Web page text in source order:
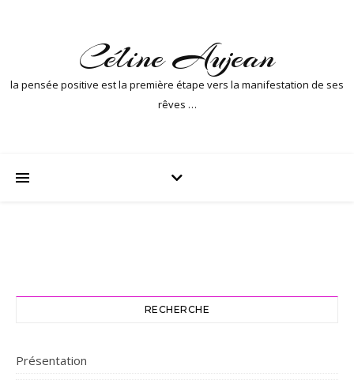
Céline Aujean
la pensée positive est la première étape vers la manifestation de ses
rêves …
RECHERCHE
Présentation